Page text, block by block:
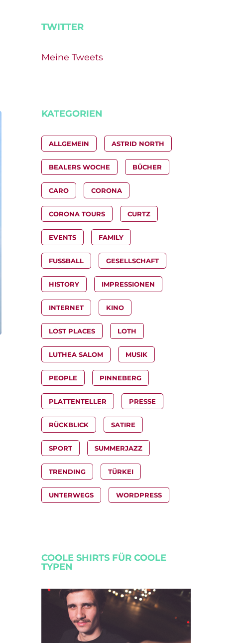
TWITTER
Meine Tweets
KATEGORIEN
ALLGEMEIN ASTRID NORTH
BEALERS WOCHE BÜCHER
CARO CORONA
CORONA TOURS CURTZ
EVENTS FAMILY
FUSSBALL GESELLSCHAFT
HISTORY IMPRESSIONEN
INTERNET KINO
LOST PLACES LOTH
LUTHEA SALOM MUSIK
PEOPLE PINNEBERG
PLATTENTELLER PRESSE
RÜCKBLICK SATIRE
SPORT SUMMERJAZZ
TRENDING TÜRKEI
UNTERWEGS WORDPRESS
COOLE SHIRTS FÜR COOLE
TYPEN